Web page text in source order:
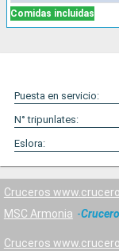
Comidas incluidas
Puesta en servicio:
N° tripunlates:
Eslora:
Cruceros
MSC Armonia
Cruceros